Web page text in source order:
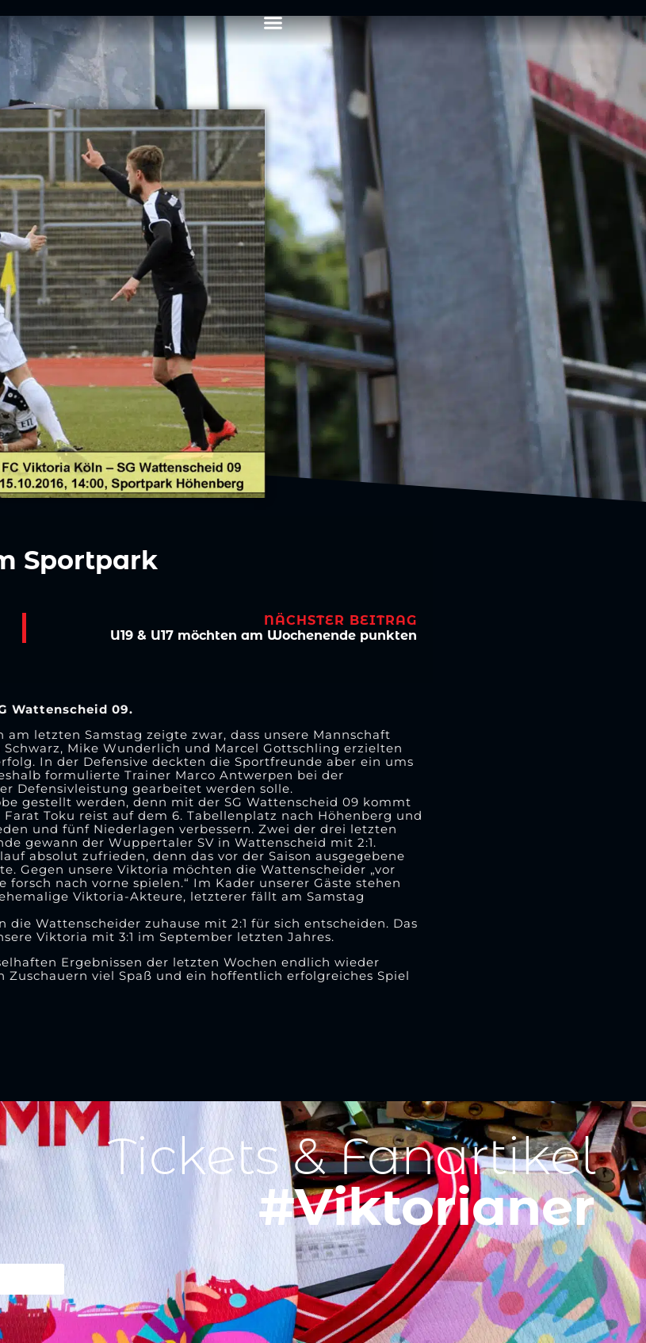
Sportpark
NÄCHSTER BEITRAG
U19 & U17 möchten am Wochenende punkten
Wattenscheid 09.
letzten Samstag zeigte zwar, dass unsere Mannschaft
Mike Wunderlich und Marcel Gottschling erzielten
In der Defensive deckten die Sportfreunde aber ein ums
formulierte Trainer Marco Antwerpen bei der
Defensivleistung gearbeitet werden solle.
gestellt werden, denn mit der SG Wattenscheid 09 kommt
Toku reist auf dem 6. Tabellenplatz nach Höhenberg und
und fünf Niederlagen verbessern. Zwei der drei letzten
gewann der Wuppertaler SV in Wattenscheid mit 2:1.
absolut zufrieden, denn das vor der Saison ausgegebene
Gegen unsere Viktoria möchten die Wattenscheider „vor
nach vorne spielen.“ Im Kader unserer Gäste stehen
Viktoria-Akteure, letzterer fällt am Samstag
Wattenscheider zuhause mit 2:1 für sich entscheiden. Das
Viktoria mit 3:1 im September letzten Jahres.
Ergebnissen der letzten Wochen endlich wieder
viel Spaß und ein hoffentlich erfolgreiches Spiel
Tickets & Fanartikel
#Viktorianer